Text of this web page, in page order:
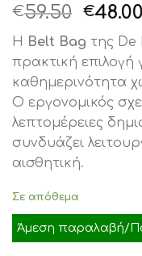
€59.50
price
was:
€48.00
Η Belt Bag της De
πρακτική επιλογή
καθημερινότητα
Ο εργονομικός
λεπτομέρειες
συνδυάζει
αισθητική.
Σε απόθεμα
Άμεση παραλαβή/